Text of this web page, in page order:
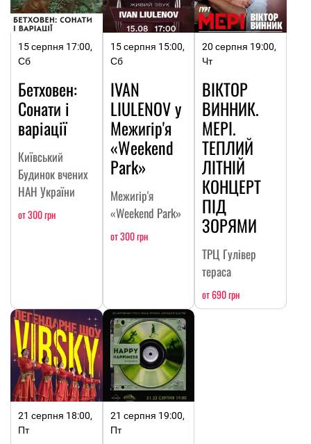
15 серпня 17:00,
Сб
Бетховен:
Сонати і
варіації
Київський
Будинок вчених
НАН України
от 300 грн
15 серпня 15:00,
Сб
IVAN
LIULENOV у
Межигір'я
«Weekend
Park»
Межигір'я
«Weekend Park»
от 300 грн
20 серпня 19:00,
Чт
ВІКТОР
ВИННИК.
МЕРІ.
ТЕПЛИЙ
ЛІТНІЙ
КОНЦЕРТ
ПІД
ЗОРЯМИ
ТРЦ Гулівер
тераса
от 690 грн
21 серпня 18:00,
Пт
21 серпня 19:00,
Пт